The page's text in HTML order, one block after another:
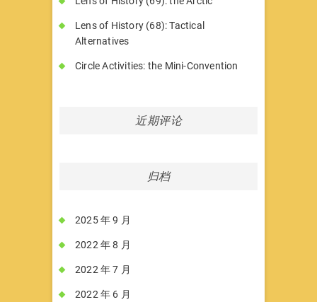
Lens of History (68): Tactical
Alternatives
Circle Activities: the Mini-Convention
近期评论
归档
2025 年 9 月
2022 年 8 月
2022 年 7 月
2022 年 6 月